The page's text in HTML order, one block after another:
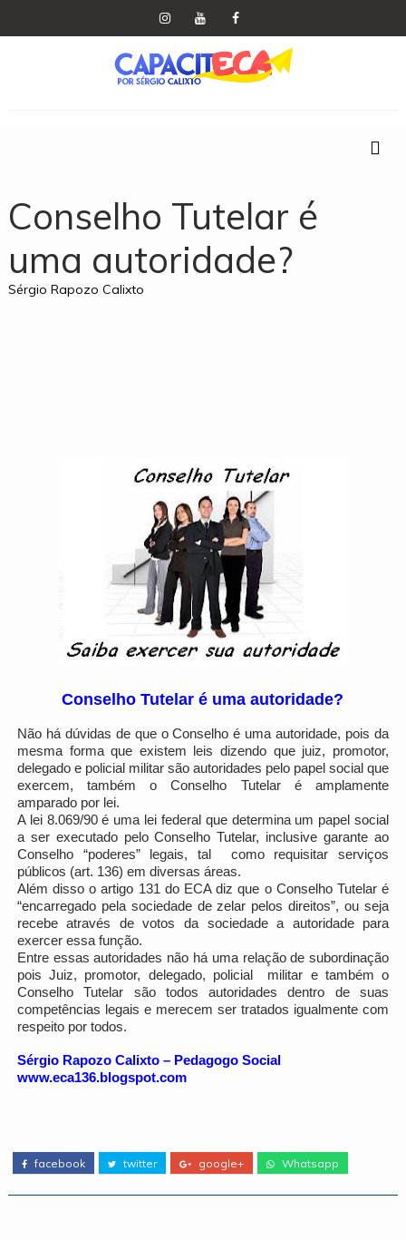
Conselho Tutelar é
uma autoridade?
Sérgio Rapozo Calixto
Conselho Tutelar é uma autoridade?
Não há dúvidas de que o Conselho é uma autoridade, pois da
mesma forma que existem leis dizendo que juiz, promotor,
delegado e policial militar são autoridades pelo papel social que
exercem, também o Conselho Tutelar é amplamente
amparado por lei.
A lei 8.069/90 é uma lei federal que determina um papel social
a ser executado pelo Conselho Tutelar, inclusive garante ao
Conselho “poderes” legais, tal como requisitar serviços
públicos (art. 136) em diversas áreas.
Além disso o artigo 131 do ECA diz que o Conselho Tutelar é
“encarregado pela sociedade de zelar pelos direitos”, ou seja
recebe através de votos da sociedade a autoridade para
exercer essa função.
Entre essas autoridades não há uma relação de subordinação
pois Juiz, promotor, delegado, policial militar e também o
Conselho Tutelar são todos autoridades dentro de suas
competências legais e merecem ser tratados igualmente com
respeito por todos.
Sérgio Rapozo Calixto – Pedagogo Social
www.eca136.blogspot.com
facebook twitter google+ Whatsapp